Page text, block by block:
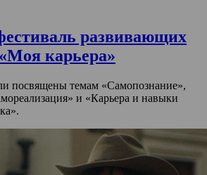
развивающих
карьера»
посвящены темам «Самопознание»,
и «Карьера и навыки